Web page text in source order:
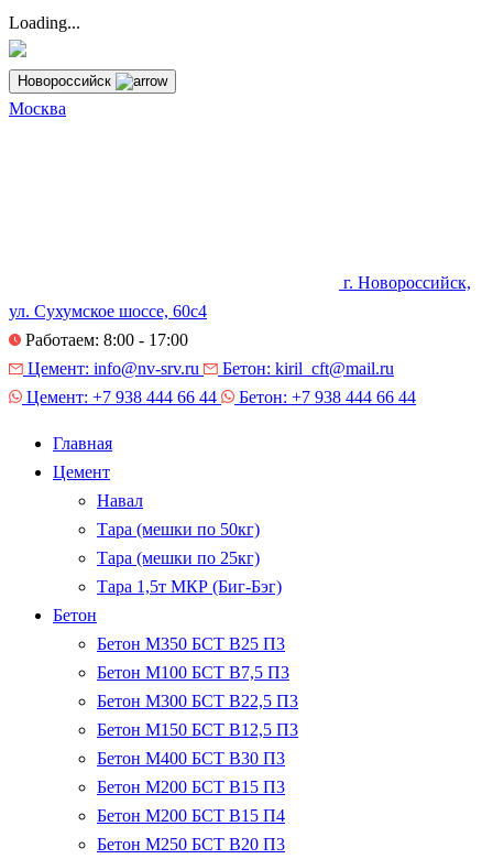
Loading...
Новороссийск
Москва
г. Новороссийск,
ул. Сухумское шоссе, 60с4
Работаем: 8:00 - 17:00
Цемент: info@nv-srv.ru Бетон: kiril_cft@mail.ru
Цемент: +7 938 444 66 44 Бетон: +7 938 444 66 44
Главная
Цемент
Навал
Тара (мешки по 50кг)
Тара (мешки по 25кг)
Тара 1,5т МКР (Биг-Бэг)
Бетон
Бетон М350 БСТ В25 П3
Бетон М100 БСТ В7,5 П3
Бетон М300 БСТ В22,5 П3
Бетон М150 БСТ В12,5 П3
Бетон М400 БСТ В30 П3
Бетон М200 БСТ В15 П3
Бетон М200 БСТ В15 П4
Бетон М250 БСТ В20 П3